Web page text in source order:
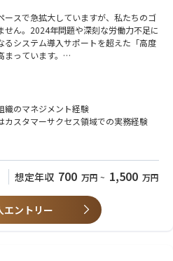
（顧客が遠方のケースもあり）
メーカーや物流事業者全般
方ができる
きる
しており、顧客の課題に合わせて様々
を支え、変えていく、その社会的意義
ます。
陣と共に、会社を進化させることができ
ンサルファーム、元物流の現場、元ス
バーで構成されており、協働・議論を通
ことができます。
ースで急拡大していますが、私たちのゴ
せん。2024年問題や深刻な労働力不足に
るシステム導入サポートを超えた「高度
っています。
に深く入り込み、支援の高度化と仕組
スを募集しています。
じて、顧客（運送会社）の配車・労務・
場に即した解決策の提案から実行まで
仕組み化
たアカウント戦略を設計し、再現性のあ
。
重要指標を設計・モニタリングし、成果
織のマネジメント経験
カスタマーサクセス領域での実務経験
のアカウントマネジメントの経験
主要KPIに責任を持ち、成果創出を牽引
組織設計、オペレーション構築を推進し
想定年収 700 万円 ~ 1,500 万円
エントリー